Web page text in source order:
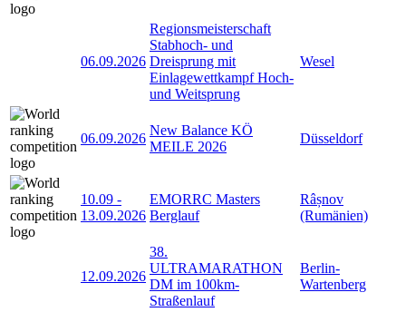
06.09.2026
Regionsmeisterschaft
Stabhoch- und
Dreisprung mit
Einlagewettkampf Hoch-
und Weitsprung
Wesel
06.09.2026
New Balance KÖ
MEILE 2026
Düsseldorf
10.09 -
13.09.2026
EMORRC Masters
Berglauf
Râșnov
(Rumänien)
12.09.2026
38.
ULTRAMARATHON
DM im 100km-
Straßenlauf
Berlin-
Wartenberg